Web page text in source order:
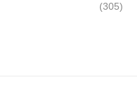
(305)